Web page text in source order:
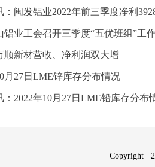
业2022年前三季度净利3928.95万同比下滑19.67% 银行理财产品
铝业工会召开三季度“五优班组”工
顺新材营收、净利润双大增
月27日LME锌库存分布情况
：2022年10月27日LME铅库存分布
Copyright